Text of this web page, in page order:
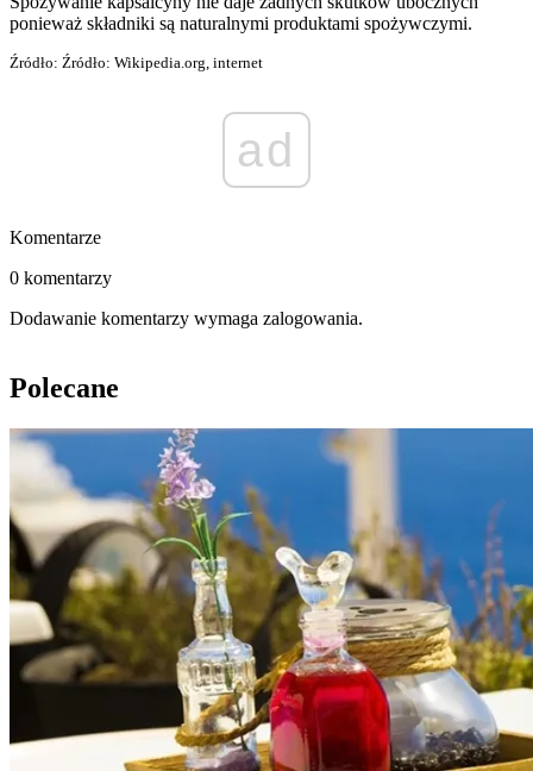
ponieważ składniki są naturalnymi produktami spożywczymi.
Źródło: Źródło: Wikipedia.org, internet
ad
Komentarze
0 komentarzy
Dodawanie komentarzy wymaga zalogowania.
Polecane